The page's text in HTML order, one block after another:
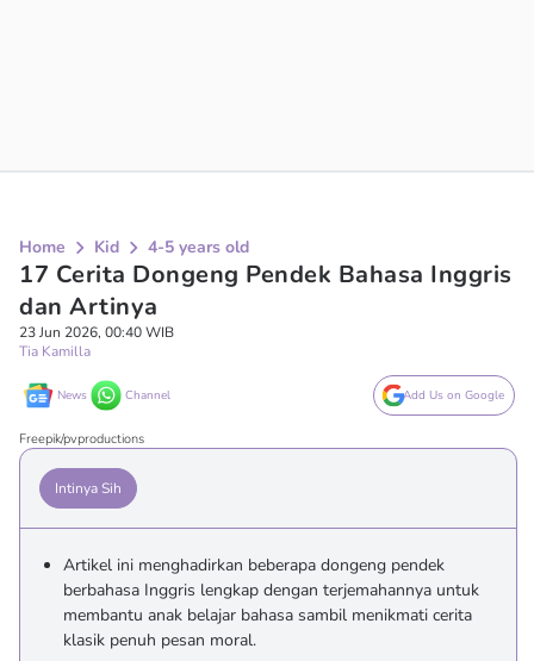
Home Kid 4-5 years old
17 Cerita Dongeng Pendek Bahasa Inggris
dan Artinya
23 Jun 2026, 00:40 WIB
Tia Kamilla
News Channel Add Us on Google
Freepik/pvproductions
Intinya Sih
Artikel ini menghadirkan beberapa dongeng pendek
berbahasa Inggris lengkap dengan terjemahannya untuk
membantu anak belajar bahasa sambil menikmati cerita
klasik penuh pesan moral.